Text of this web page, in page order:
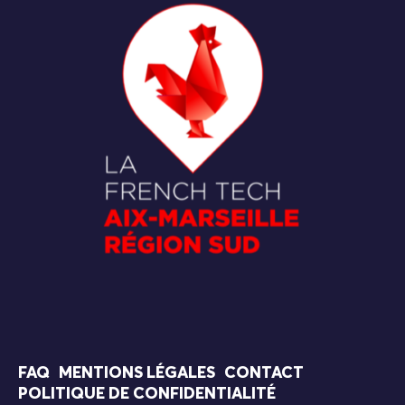
FAQ MENTIONS LÉGALES
CONTACT
POLITIQUE DE CONFIDENTIALITÉ